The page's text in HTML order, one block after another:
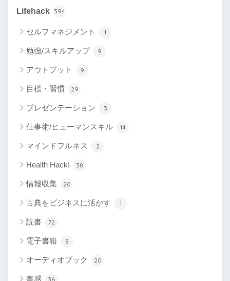
Lifehack 394
セルフマネジメント 1
勉強/スキルアップ 9
アウトプット 9
目標・習慣 29
プレゼンテーション 3
仕事術/ヒューマンスキル 14
マインドフルネス 2
Health Hack! 38
情報収集 20
古典をビジネスに活かす 1
読書 72
電子書籍 8
オーディオブック 20
書感 36